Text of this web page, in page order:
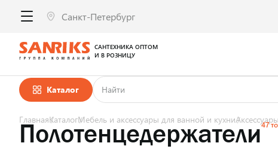
Каталог
САНТЕХНИКА ОПТОМ
И В РОЗНИЦУ
ГлавнаяКаталогМебель и аксессуары для ванной и кухни
Полотенцедержатели47